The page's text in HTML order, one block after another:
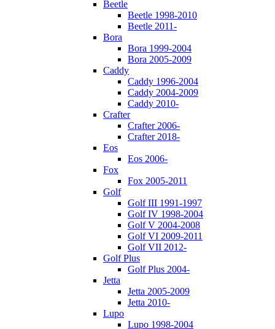
Beetle
Beetle 1998-2010
Beetle 2011-
Bora
Bora 1999-2004
Bora 2005-2009
Caddy
Caddy 1996-2004
Caddy 2004-2009
Caddy 2010-
Crafter
Crafter 2006-
Crafter 2018-
Eos
Eos 2006-
Fox
Fox 2005-2011
Golf
Golf III 1991-1997
Golf IV 1998-2004
Golf V 2004-2008
Golf VI 2009-2011
Golf VII 2012-
Golf Plus
Golf Plus 2004-
Jetta
Jetta 2005-2009
Jetta 2010-
Lupo
Lupo 1998-2004